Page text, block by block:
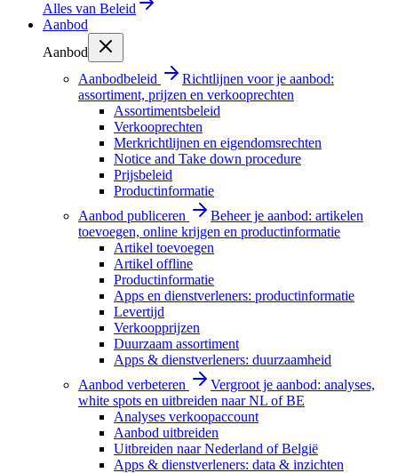
Alles van Beleid
Aanbod
Aanbod
Aanbodbeleid
Richtlijnen voor je aanbod:
assortiment, prijzen en verkooprechten
Assortimentsbeleid
Verkooprechten
Merkrichtlijnen en eigendomsrechten
Notice and Take down procedure
Prijsbeleid
Productinformatie
Aanbod publiceren
Beheer je aanbod: artikelen
toevoegen, online krijgen en productinformatie
Artikel toevoegen
Artikel offline
Productinformatie
Apps en dienstverleners: productinformatie
Levertijd
Verkoopprijzen
Duurzaam assortiment
Apps & dienstverleners: duurzaamheid
Aanbod verbeteren
Vergroot je aanbod: analyses,
white spots en uitbreiden naar NL of BE
Analyses verkoopaccount
Aanbod uitbreiden
Uitbreiden naar Nederland of België
Apps & dienstverleners: data & inzichten